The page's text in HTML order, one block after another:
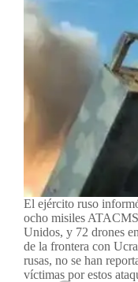
El ejército ruso
ocho misiles
Unidos, y 72 drones
de la frontera con
rusas, no se han
víctimas por estos